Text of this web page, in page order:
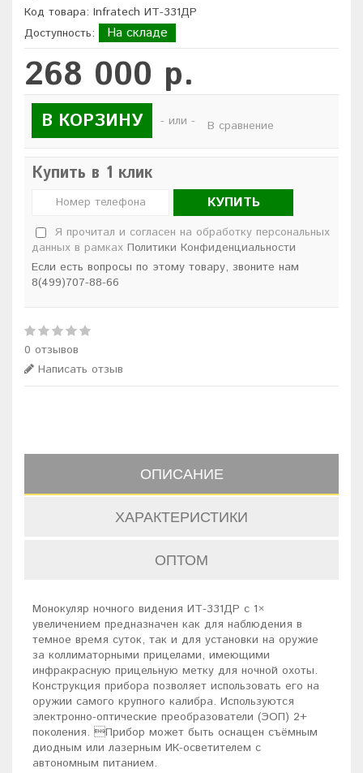
Код товара: Infratech ИТ-331ДР
Доступность:
На складе
268 000 р.
В КОРЗИНУ - или - В сравнение
Купить в 1 клик
КУПИТЬ
Я прочитал и согласен на обработку персональных
данных в рамках Политики Конфиденциальности
Если есть вопросы по этому товару, звоните нам
8(499)707-88-66
0 отзывов
Написать отзыв
ОПИСАНИЕ
ХАРАКТЕРИСТИКИ
ОПТОМ
Монокуляр ночного видения ИТ-331ДР с 1×
увеличением предназначен как для наблюдения в
темное время суток, так и для установки на оружие
за коллиматорными прицелами, имеющими
инфракрасную прицельную метку для ночной охоты.
Конструкция прибора позволяет использовать его на
оружии самого крупного калибра. Используются
электронно-оптические преобразователи (ЭОП) 2+
поколения. Прибор может быть оснащен съёмным
диодным или лазерным ИК-осветителем с
автономным питанием.